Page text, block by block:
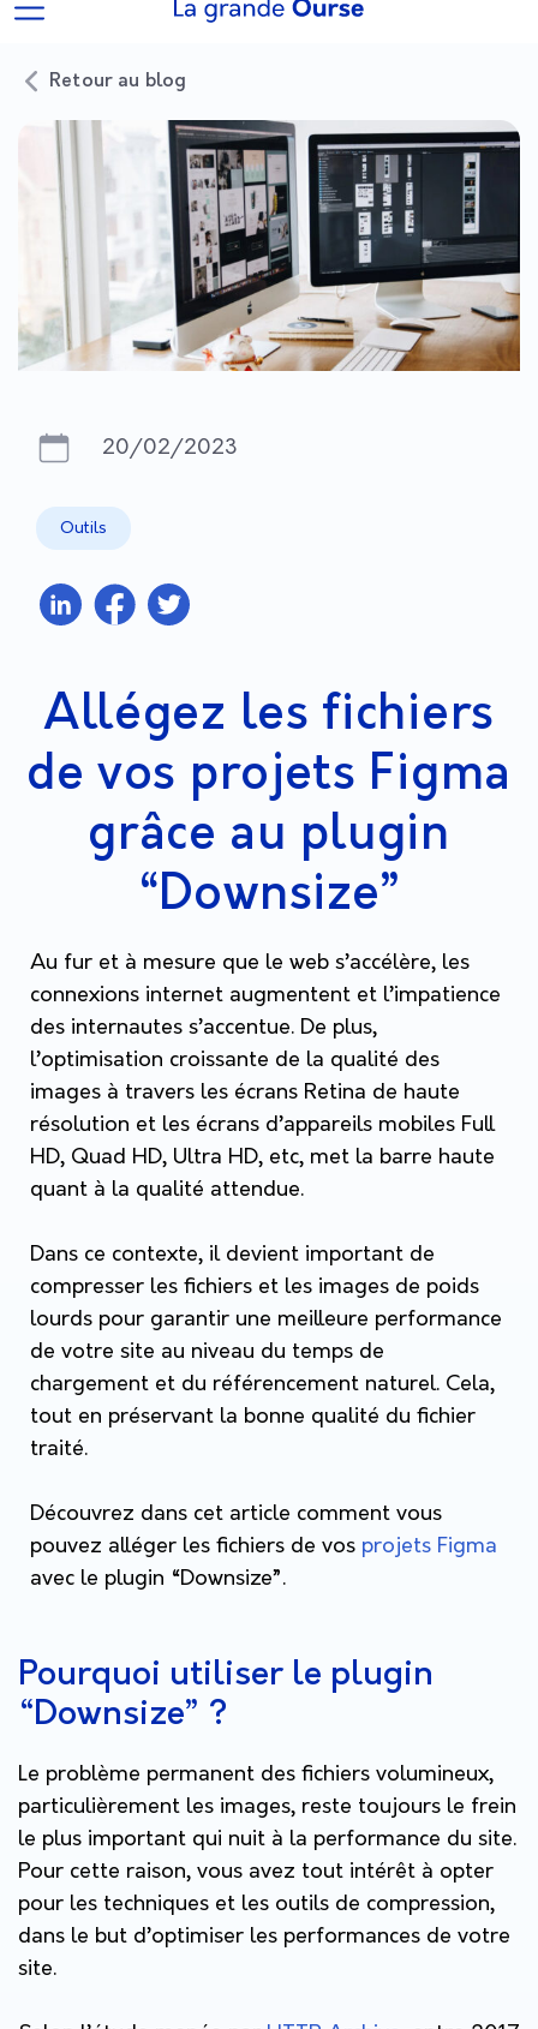
Retour au blog
20/02/2023
Outils
Allégez les fichiers
de vos projets Figma
grâce au plugin
“Downsize”
Au fur et à mesure que le web s’accélère, les
connexions internet augmentent et l’impatience
des internautes s’accentue. De plus,
l’optimisation croissante de la qualité des
images à travers les écrans Retina de haute
résolution et les écrans d’appareils mobiles Full
HD, Quad HD, Ultra HD, etc, met la barre haute
quant à la qualité attendue.
Dans ce contexte, il devient important de
compresser les fichiers et les images de poids
lourds pour garantir une meilleure performance
de votre site au niveau du temps de
chargement et du référencement naturel. Cela,
tout en préservant la bonne qualité du fichier
traité.
Découvrez dans cet article comment vous
pouvez alléger les fichiers de vos projets Figma
avec le plugin “Downsize”.
Pourquoi utiliser le plugin
“Downsize” ?
Le problème permanent des fichiers volumineux,
particulièrement les images, reste toujours le frein
le plus important qui nuit à la performance du site.
Pour cette raison, vous avez tout intérêt à opter
pour les techniques et les outils de compression,
dans le but d’optimiser les performances de votre
site.